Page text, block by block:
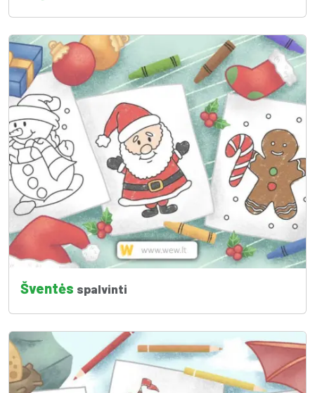
Šventės spalvinti